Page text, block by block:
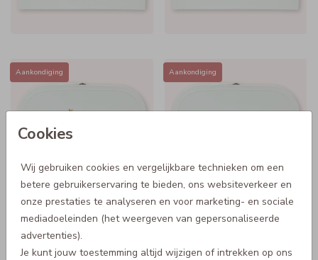
Cookies
Wij gebruiken cookies en vergelijkbare technieken om een
betere gebruikerservaring te bieden, ons websiteverkeer en
onze prestaties te analyseren en voor marketing- en sociale
mediadoeleinden (het weergeven van gepersonaliseerde
advertenties).
Je kunt jouw toestemming altijd wijzigen of intrekken op ons
Aankondiging Aankondiging